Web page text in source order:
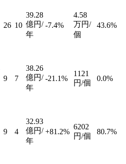
26 10
39.28
億円/
年
-7.4%
4.58
万円/
個
43.6%
9 7
38.26
億円/
年
-21.1%
1121
円/個
0.0%
9 4
32.93
億円/
年
+81.2%
6202
円/個
80.7%